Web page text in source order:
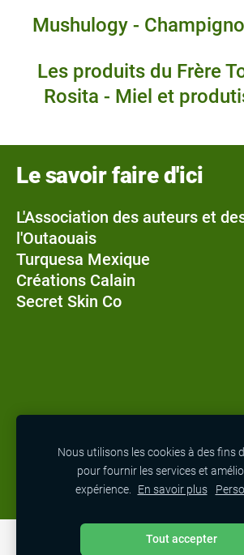
Mushulogy -
Les produits du Frère
Rosita - Miel et
Le savoir faire d'ici
L'Association des auteurs et
l'Outaouais
Turquesa Mexique
Créations Calain
Secret Skin Co
Maison Armoise
Chapters and Charmsa
COOKIES
Nous utilisons les cookies à des fins
pour fournir les services et
expérience. En savoir plus
Tout accepter